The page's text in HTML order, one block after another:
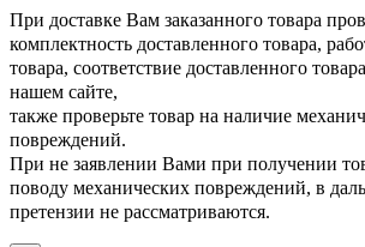
При доставке Вам заказанного товара
комплектность доставленного товара,
товара, соответствие доставленного
нашем сайте,
также проверьте товар на наличие
повреждений.
При не заявлении Вами при получении
поводу механических повреждений, в
претензии не рассматриваются.